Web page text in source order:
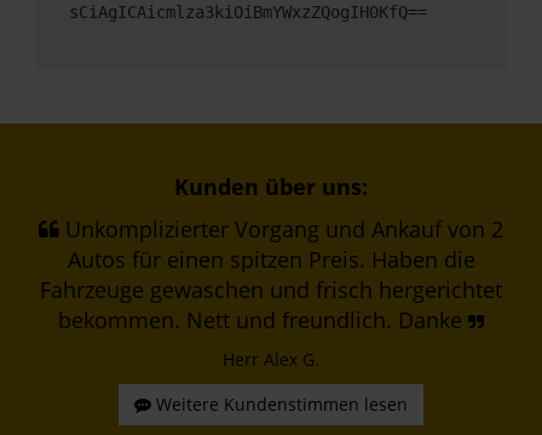
sCiAgICAicmlza3kiOiBmYWxzZQogIH0KfQ==
Kunden über uns:
Unkomplizierter Vorgang und Ankauf von 2
Autos für einen spitzen Preis. Haben die
Fahrzeuge gewaschen und frisch hergerichtet
bekommen. Nett und freundlich. Danke
Herr Alex G.
Weitere Kundenstimmen lesen